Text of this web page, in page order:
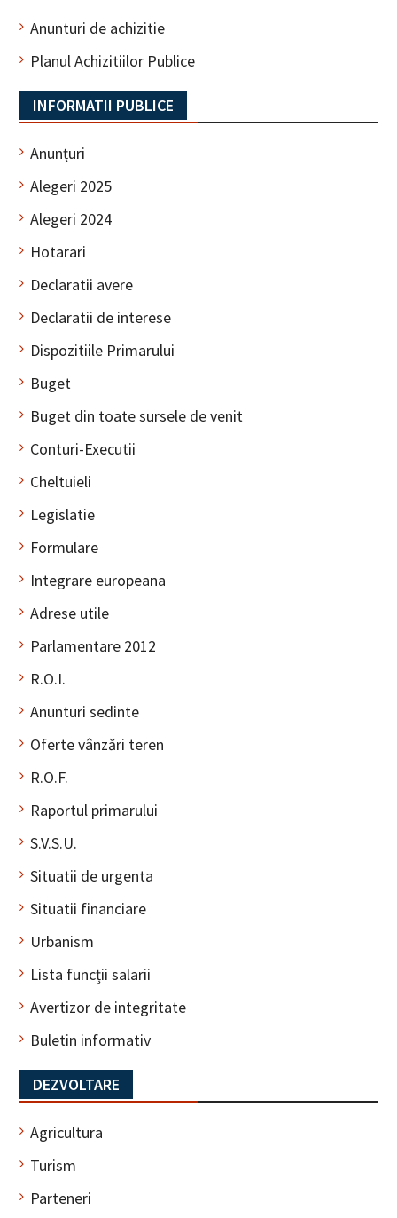
Anunturi de achizitie
Planul Achizitiilor Publice
INFORMATII PUBLICE
Anunțuri
Alegeri 2025
Alegeri 2024
Hotarari
Declaratii avere
Declaratii de interese
Dispozitiile Primarului
Buget
Buget din toate sursele de venit
Conturi-Executii
Cheltuieli
Legislatie
Formulare
Integrare europeana
Adrese utile
Parlamentare 2012
R.O.I.
Anunturi sedinte
Oferte vânzări teren
R.O.F.
Raportul primarului
S.V.S.U.
Situatii de urgenta
Situatii financiare
Urbanism
Lista funcții salarii
Avertizor de integritate
Buletin informativ
DEZVOLTARE
Agricultura
Turism
Parteneri